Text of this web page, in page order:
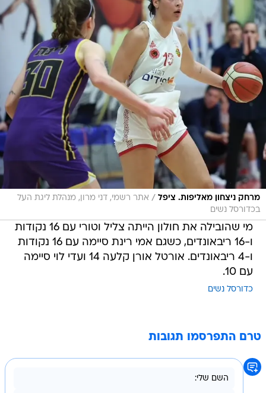
מרחק ניצחון מאליפות. ציפל / אתר רשמי, דני מרון, מנהלת ליגת העל
בכדורסל נשים
מי שהובילה את חולון הייתה צליל וטורי עם 16 נקודות
ו-16 ריבאונדים, כשגם אמי רינת סיימה עם 16 נקודות
ו-4 ריבאונדים. אורטל אורן קלעה 14 ועדי לוי סיימה
עם 10.
כדורסל נשים
טרם התפרסמו תגובות